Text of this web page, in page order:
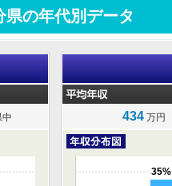
県の年代別データ
中 434 万円
35%